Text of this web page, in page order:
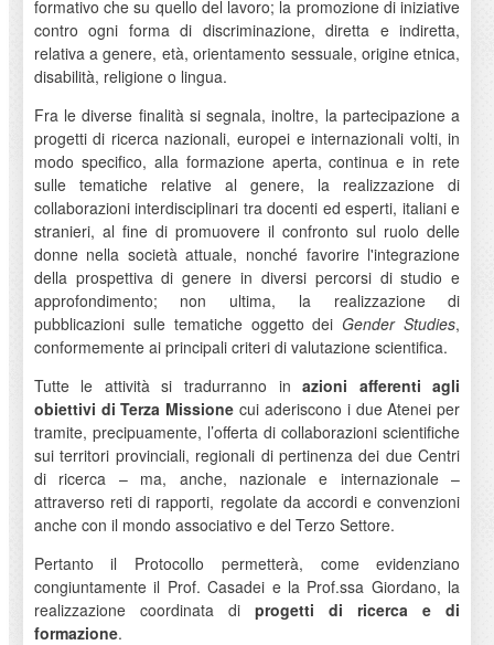
formativo che su quello del lavoro; la promozione di iniziative
contro ogni forma di discriminazione, diretta e indiretta,
relativa a genere, età, orientamento sessuale, origine etnica,
disabilità, religione o lingua.
Fra le diverse finalità si segnala, inoltre, la partecipazione a
progetti di ricerca nazionali, europei e internazionali volti, in
modo specifico, alla formazione aperta, continua e in rete
sulle tematiche relative al genere, la realizzazione di
collaborazioni interdisciplinari tra docenti ed esperti, italiani e
stranieri, al fine di promuovere il confronto sul ruolo delle
donne nella società attuale, nonché favorire l'integrazione
della prospettiva di genere in diversi percorsi di studio e
approfondimento; non ultima, la realizzazione di
pubblicazioni sulle tematiche oggetto dei Gender Studies,
conformemente ai principali criteri di valutazione scientifica.
Tutte le attività si tradurranno inazioni afferenti agli
obiettivi di Terza Missione cui aderiscono i due Atenei per
tramite, precipuamente, l’offerta di collaborazioni scientifiche
sui territori provinciali, regionali di pertinenza dei due Centri
di ricerca – ma, anche, nazionale e internazionale –
attraverso reti di rapporti, regolate da accordi e convenzioni
anche con il mondo associativo e del Terzo Settore.
Pertanto il Protocollo permetterà, come evidenziano
congiuntamente il Prof. Casadei e la Prof.ssa Giordano, la
realizzazione coordinata di progetti di ricerca e di
formazione.